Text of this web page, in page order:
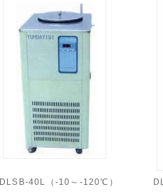
DLSB-40L（-10～-120℃）